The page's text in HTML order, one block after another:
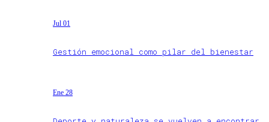
Jul 01
Gestión emocional como pilar del bienestar
Ene 28